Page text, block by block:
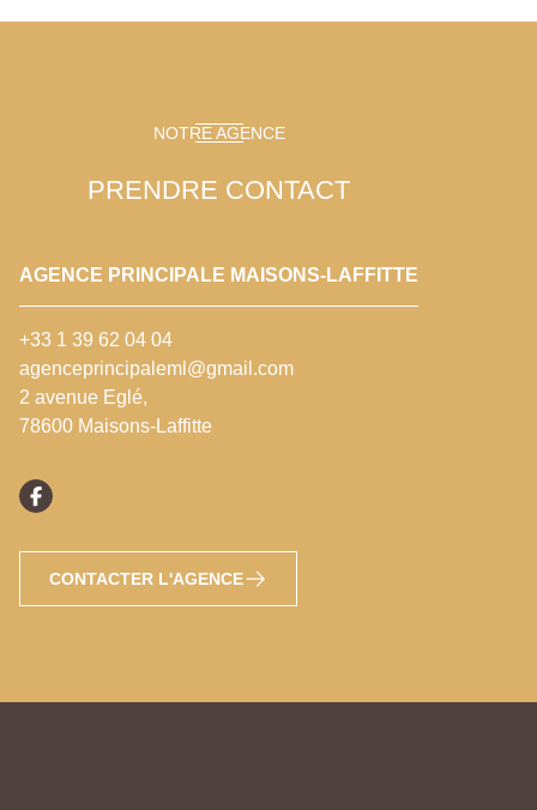
NOTRE AGENCE
PRENDRE CONTACT
AGENCE PRINCIPALE MAISONS-LAFFITTE
+33 1 39 62 04 04
agenceprincipaleml@gmail.com
2 avenue Eglé,
78600 Maisons-Laffitte
CONTACTER L'AGENCE